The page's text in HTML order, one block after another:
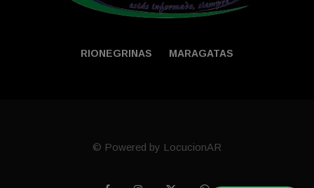
RIONEGRINAS MARAGATAS
© Powered by LocucionAR